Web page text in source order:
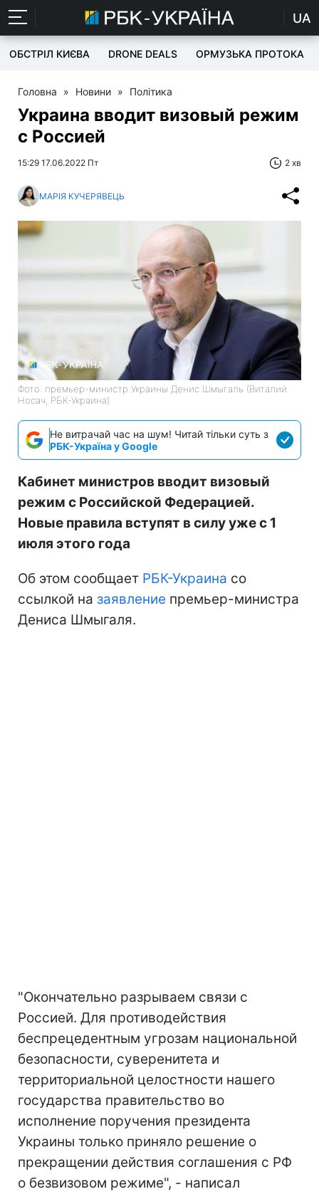
UA
ОБСТРІЛ КИЄВА DRONE DEALS ОРМУЗЬКА ПРОТОКА
Головна » Новини » Політика
Украина вводит визовый режим
с Россией
15:29 17.06.2022 Пт 2 хв
МАРІЯ КУЧЕРЯВЕЦЬ
Фото: премьер-министр Украины Денис Шмыгаль (Виталий
Носач, РБК-Украина)
Не витрачай час на шум! Читай тільки суть з
РБК-Україна у Google
Кабинет министров вводит визовый
режим с Российской Федерацией.
Новые правила вступят в силу уже с 1
июля этого года
Об этом сообщает РБК-Украина со
ссылкой на заявление премьер-министра
Дениса Шмыгаля.
"Окончательно разрываем связи с
Россией. Для противодействия
беспрецедентным угрозам национальной
безопасности, суверенитета и
территориальной целостности нашего
государства правительство во
исполнение поручения президента
Украины только приняло решение о
прекращении действия соглашения с РФ
о безвизовом режиме", - написал